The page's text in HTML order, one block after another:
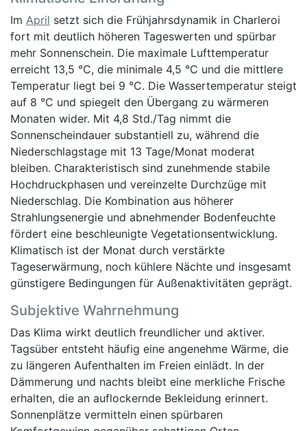
Im April setzt sich die Frühjahrsdynamik in Charleroi
fort mit deutlich höheren Tageswerten und spürbar
mehr Sonnenschein. Die maximale Lufttemperatur
erreicht 13,5 °C, die minimale 4,5 °C und die mittlere
Temperatur liegt bei 9 °C. Die Wassertemperatur steigt
auf 8 °C und spiegelt den Übergang zu wärmeren
Monaten wider. Mit 4,8 Std./Tag nimmt die
Sonnenscheindauer substantiell zu, während die
Niederschlagstage mit 13 Tage/Monat moderat
bleiben. Charakteristisch sind zunehmende stabile
Hochdruckphasen und vereinzelte Durchzüge mit
Niederschlag. Die Kombination aus höherer
Strahlungsenergie und abnehmender Bodenfeuchte
fördert eine beschleunigte Vegetationsentwicklung.
Klimatisch ist der Monat durch verstärkte
Tageserwärmung, noch kühlere Nächte und insgesamt
günstigere Bedingungen für Außenaktivitäten geprägt.
Subjektive Wahrnehmung
Das Klima wirkt deutlich freundlicher und aktiver.
Tagsüber entsteht häufig eine angenehme Wärme, die
zu längeren Aufenthalten im Freien einlädt. In der
Dämmerung und nachts bleibt eine merkliche Frische
erhalten, die an auflockernde Bekleidung erinnert.
Sonnenplätze vermitteln einen spürbaren